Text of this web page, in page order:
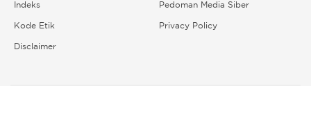
Indeks Pedoman Media Siber
Kode Etik Privacy Policy
Disclaimer